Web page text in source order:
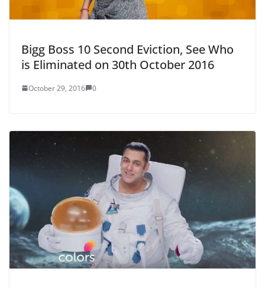
Bigg Boss 10 Second Eviction, See Who
is Eliminated on 30th October 2016
October 29, 2016 0